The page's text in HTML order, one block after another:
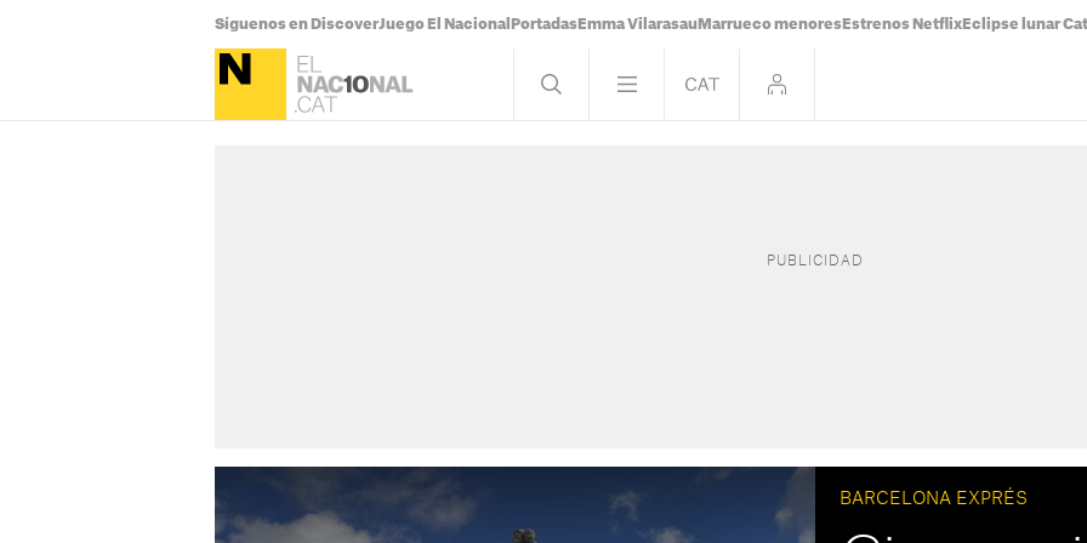
Síguenos en DiscoverJuego El Nacional Portadas Emma Vilarasau Marrueco menores Estrenos Netflix Eclipse lunar
BARCELONA EXPRÉS